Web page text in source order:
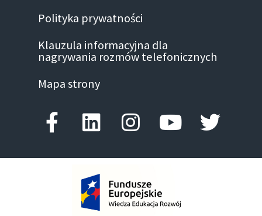
Polityka prywatności
Klauzula informacyjna dla
nagrywania rozmów telefonicznych
Mapa strony
Facebook-f
LinkedinInstagram
Youtube